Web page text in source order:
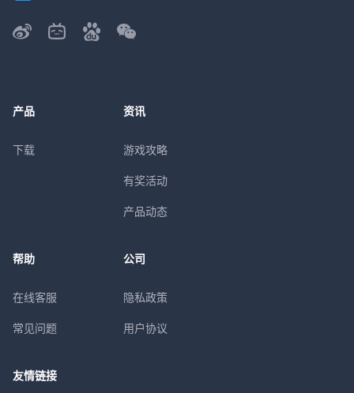
产品
下载
资讯
游戏攻略
有奖活动
产品动态
帮助
在线客服
常见问题
公司
隐私政策
用户协议
友情链接